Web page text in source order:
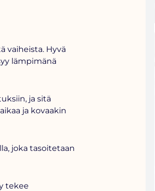
vaiheista. Hyvä
lämpimänä
ja sitä
ja kovaakin
joka tasoitetaan
tekee